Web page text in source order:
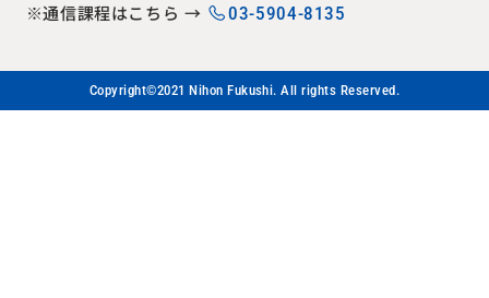
※通信課程はこちら → 03-5904-8135
Copyright©2021 Nihon Fukushi. All rights Reserved.